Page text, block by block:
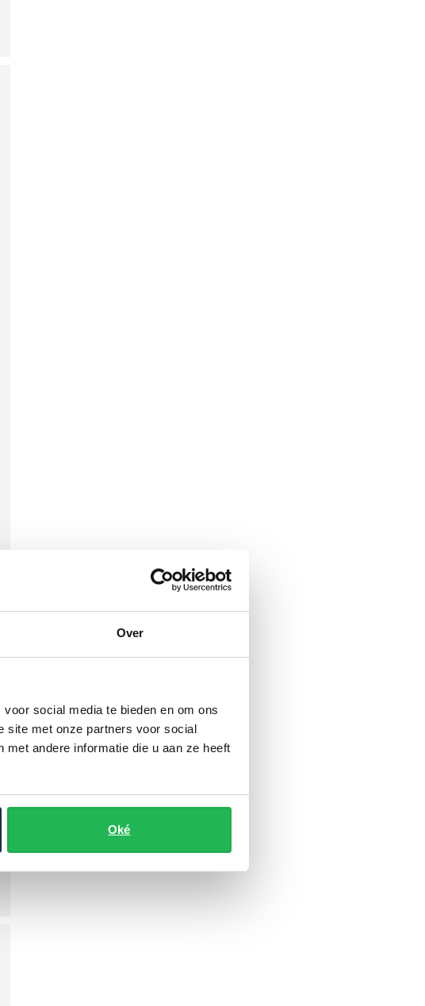
Over
social media te bieden en om ons
site met onze partners voor social
andere informatie die u aan ze heeft
Oké